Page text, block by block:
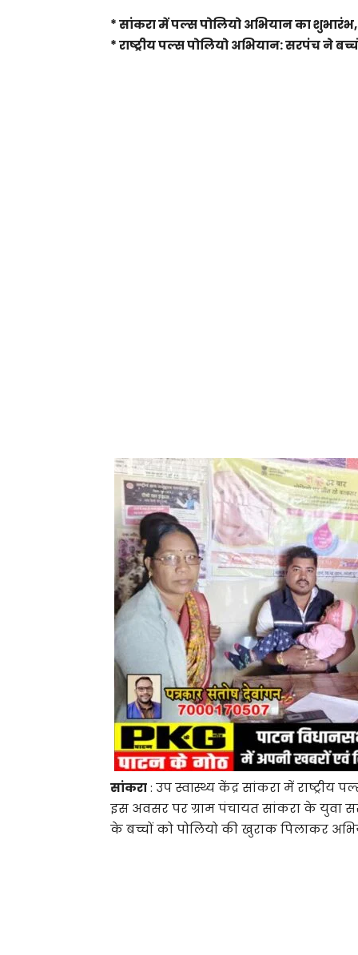
* सांकरा में पल्स पोलियो अभियान का
* राष्ट्रीय पल्स पोलियो अभियान: सरपंच ने
सांकरा: उप स्वास्थ्य केंद्र सांकरा में राष्ट्रीय
इस अवसर पर ग्राम पंचायत सांकरा के युवा
के बच्चों को पोलियो की खुराक पिलाकर